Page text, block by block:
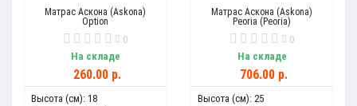
Матрас Аскона (Askona)
Option
0
На складе
260.00 р.
Высота (см): 18
Матрас Аскона (Askona)
Peoria (Peoria)
0
На складе
706.00 р.
Высота (см): 25